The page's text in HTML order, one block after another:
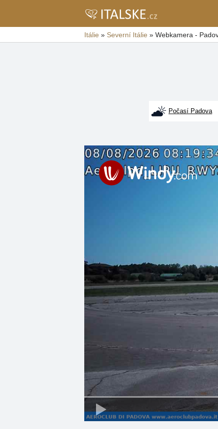
Itálie » Severní Itálie » Webkamera -
Počasí Padova